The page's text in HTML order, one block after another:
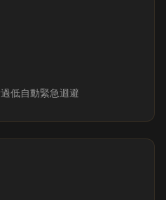
低自動緊急迴避